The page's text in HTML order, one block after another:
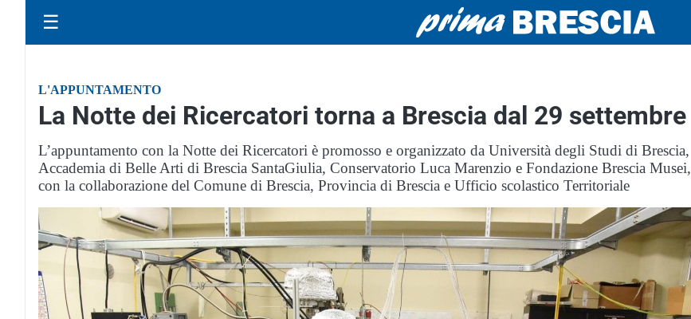
☰
L'APPUNTAMENTO
La Notte dei Ricercatori torna a Brescia dal 29 settembre
L’appuntamento con la Notte dei Ricercatori è promosso e organizzato da Università degli Studi di Brescia,
Accademia di Belle Arti di Brescia SantaGiulia, Conservatorio Luca Marenzio e Fondazione Brescia Musei,
con la collaborazione del Comune di Brescia, Provincia di Brescia e Ufficio scolastico Territoriale